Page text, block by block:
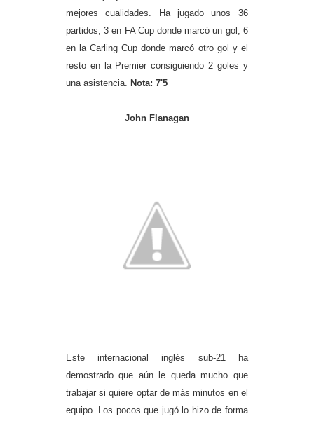
mejores cualidades. Ha jugado unos 36
partidos, 3 en FA Cup donde marcó un gol, 6
en la Carling Cup donde marcó otro gol y el
resto en la Premier consiguiendo 2 goles y
una asistencia.
Nota: 7'5
John Flanagan
Este internacional inglés sub-21 ha
demostrado que aún le queda mucho que
trabajar si quiere optar de más minutos en el
equipo. Los pocos que jugó lo hizo de forma